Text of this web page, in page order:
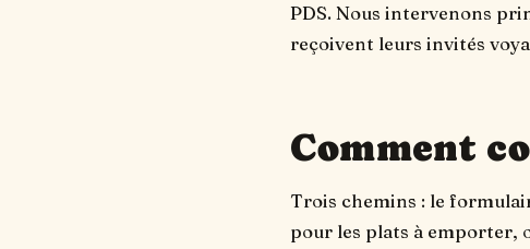
PDS. Nous intervenons
reçoivent leurs invités
Comment
Trois chemins : le
pour les plats à emporter,